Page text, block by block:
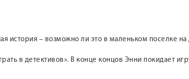
история – возможно ли это в маленьком поселке
в детективов». В конце концов Энни покидает